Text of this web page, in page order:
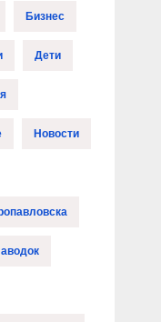
Бизнес
Дети
Новости